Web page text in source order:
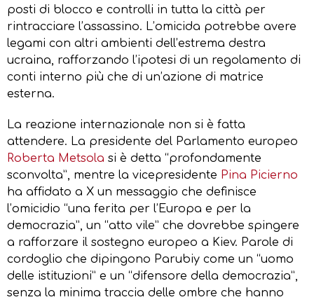
posti di blocco e controlli in tutta la città per
rintracciare l’assassino. L’omicida potrebbe avere
legami con altri ambienti dell’estrema destra
ucraina, rafforzando l’ipotesi di un regolamento di
conti interno più che di un’azione di matrice
esterna.
La reazione internazionale non si è fatta
attendere. La presidente del Parlamento europeo
Roberta Metsola si è detta “profondamente
sconvolta”, mentre la vicepresidente Pina Picierno
ha affidato a X un messaggio che definisce
l’omicidio “una ferita per l’Europa e per la
democrazia”, un “atto vile” che dovrebbe spingere
a rafforzare il sostegno europeo a Kiev. Parole di
cordoglio che dipingono Parubiy come un “uomo
delle istituzioni” e un “difensore della democrazia”,
senza la minima traccia delle ombre che hanno